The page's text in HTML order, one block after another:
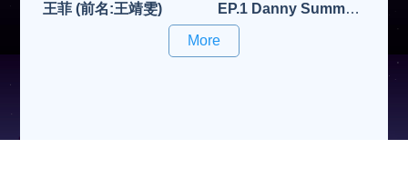
王菲 (前名:王靖雯)
EP.1 Danny Summer
夏韶聲 (夏爺)
More